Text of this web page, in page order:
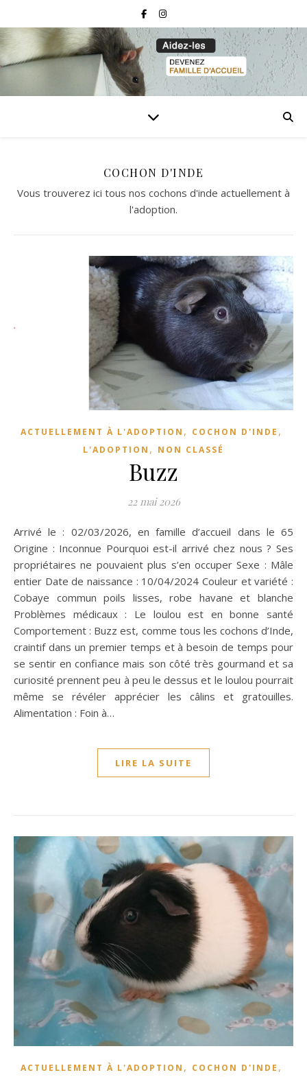
COCHON D'INDE
Vous trouverez ici tous nos cochons d'inde actuellement à
l'adoption.
ACTUELLEMENT À L'ADOPTION , COCHON D'INDE ,
L'ADOPTION , NON CLASSÉ
Buzz
22 mai 2026
Arrivé le : 02/03/2026, en famille d’accueil dans le 65
Origine : Inconnue Pourquoi est-il arrivé chez nous ? Ses
propriétaires ne pouvaient plus s’en occuper Sexe : Mâle
entier Date de naissance : 10/04/2024 Couleur et variété :
Cobaye commun poils lisses, robe havane et blanche
Problèmes médicaux : Le loulou est en bonne santé
Comportement : Buzz est, comme tous les cochons d’Inde,
craintif dans un premier temps et à besoin de temps pour
se sentir en confiance mais son côté très gourmand et sa
curiosité prennent peu à peu le dessus et le loulou pourrait
même se révéler apprécier les câlins et gratouilles.
Alimentation : Foin à…
LIRE LA SUITE
ACTUELLEMENT À L'ADOPTION , COCHON D'INDE ,